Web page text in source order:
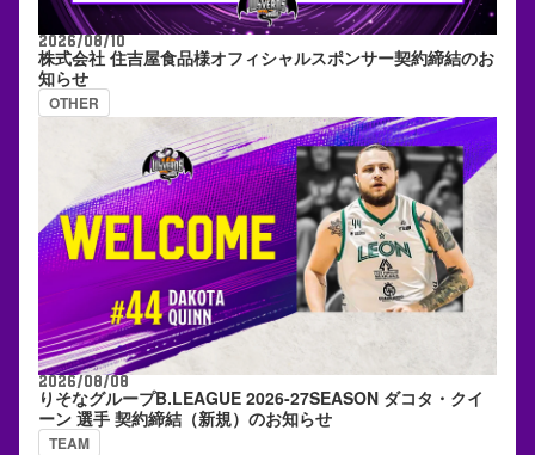
2026/08/10
株式会社 住吉屋食品様オフィシャルスポンサー契約締結のお
知らせ
OTHER
2026/08/08
りそなグループB.LEAGUE 2026-27SEASON ダコタ・クイ
ーン 選手 契約締結（新規）のお知らせ
TEAM